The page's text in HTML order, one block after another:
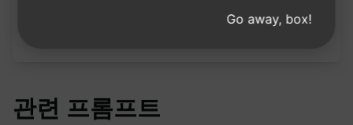
성되는 내용을 가장 잘 이해하려면 AIPRM을 무료로
관련 프롬프트
Go away, box!